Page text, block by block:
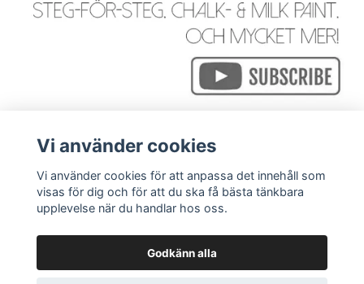
Läs mer
Vi använder cookies
Vi använder cookies för att anpassa det innehåll som
visas för dig och för att du ska få bästa tänkbara
upplevelse när du handlar hos oss.
Godkänn alla